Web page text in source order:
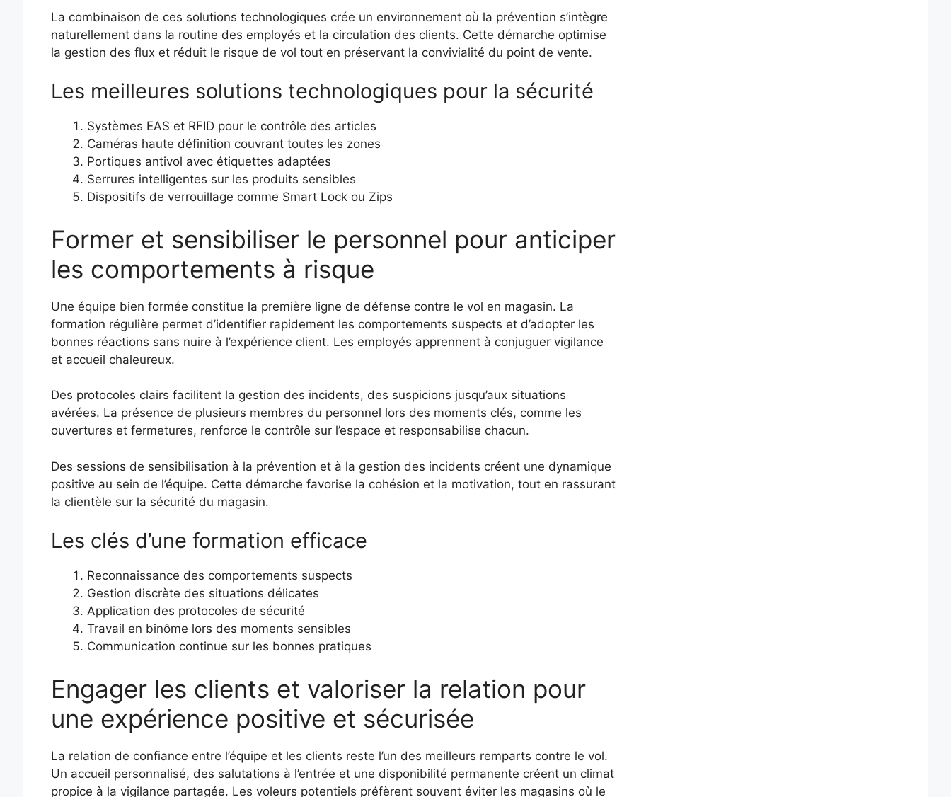
La combinaison de ces solutions technologiques crée un environnement où la prévention s’intègre
naturellement dans la routine des employés et la circulation des clients. Cette démarche optimise
la gestion des flux et réduit le risque de vol tout en préservant la convivialité du point de vente.
Les meilleures solutions technologiques pour la sécurité
Systèmes EAS et RFID pour le contrôle des articles
Caméras haute définition couvrant toutes les zones
Portiques antivol avec étiquettes adaptées
Serrures intelligentes sur les produits sensibles
Dispositifs de verrouillage comme Smart Lock ou Zips
Former et sensibiliser le personnel pour anticiper
les comportements à risque
Une équipe bien formée constitue la première ligne de défense contre le vol en magasin. La
formation régulière permet d’identifier rapidement les comportements suspects et d’adopter les
bonnes réactions sans nuire à l’expérience client. Les employés apprennent à conjuguer vigilance
et accueil chaleureux.
Des protocoles clairs facilitent la gestion des incidents, des suspicions jusqu’aux situations
avérées. La présence de plusieurs membres du personnel lors des moments clés, comme les
ouvertures et fermetures, renforce le contrôle sur l’espace et responsabilise chacun.
Des sessions de sensibilisation à la prévention et à la gestion des incidents créent une dynamique
positive au sein de l’équipe. Cette démarche favorise la cohésion et la motivation, tout en rassurant
la clientèle sur la sécurité du magasin.
Les clés d’une formation efficace
Reconnaissance des comportements suspects
Gestion discrète des situations délicates
Application des protocoles de sécurité
Travail en binôme lors des moments sensibles
Communication continue sur les bonnes pratiques
Engager les clients et valoriser la relation pour
une expérience positive et sécurisée
La relation de confiance entre l’équipe et les clients reste l’un des meilleurs remparts contre le vol.
Un accueil personnalisé, des salutations à l’entrée et une disponibilité permanente créent un climat
propice à la vigilance partagée. Les voleurs potentiels préfèrent souvent éviter les magasins où le